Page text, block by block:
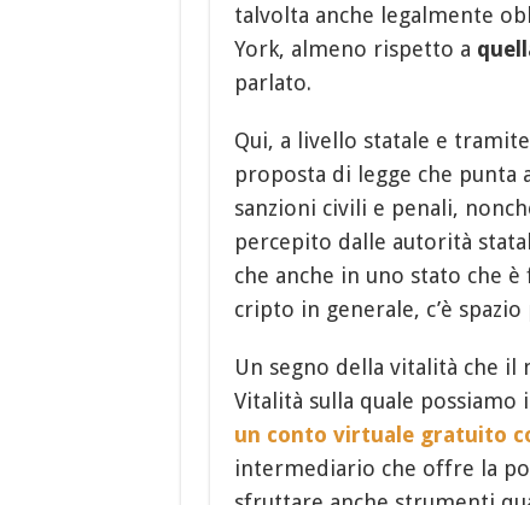
talvolta anche legalmente
York, almeno rispetto a
parlato.
Qui, a livello statale e
proposta di legge che punta
sanzioni civili e penali,
percepito dalle autorità
che anche in uno stato che
cripto in generale, c’è
Un segno della vitalità che
Vitalità sulla quale possiamo
un conto virtuale gratuito
intermediario che offre la